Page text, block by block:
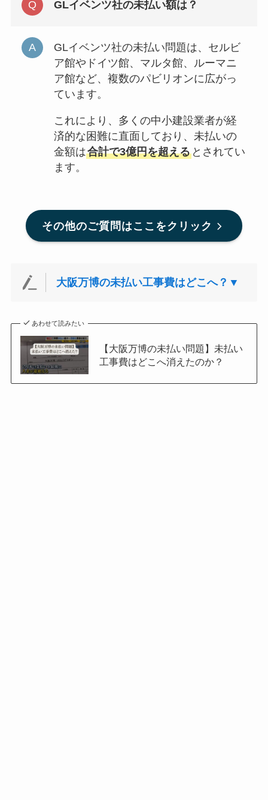
GLイベンツ社の未払い額は？
GLイベンツ社の未払い問題は、セルビ
ア館やドイツ館、マルタ館、ルーマニ
ア館など、複数のパビリオンに広がっ
ています。
これにより、多くの中小建設業者が経
済的な困難に直面しており、未払いの
金額は合計で3億円を超えるとされてい
ます。
その他のご質問はここをクリック
大阪万博の未払い工事費はどこへ？▼
あわせて読みたい
【大阪万博の未払い問題】未払い
工事費はどこへ消えたのか？